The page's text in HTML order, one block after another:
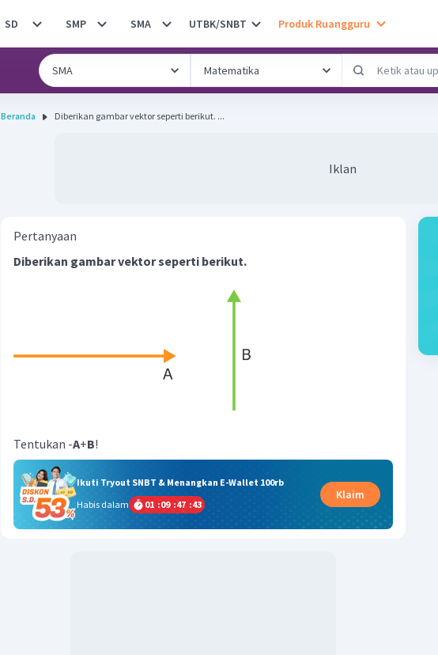
SD SMP SMA UTBK/SNBT Produk Ruangguru
Beranda Diberikan gambar vektor seperti berikut. ...
Iklan
Pertanyaan
Diberikan gambar vektor seperti berikut.
Tentukan -A+B!
Ikuti Tryout SNBT & Menangkan E-Wallet 100rb
Habis dalam
01 :09 :47 :42
Klaim